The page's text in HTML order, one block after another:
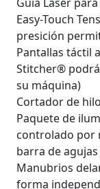
Easy-Touch
presición
Pantallas táctil
Stitcher®
su máquina)
Cortador de
Paquete de
controlado por
barra de
Manubrios
forma